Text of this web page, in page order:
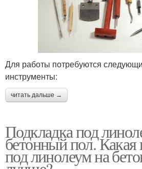
Для работы потребуются
инструменты:
читать дальше →
Подкладка под
бетонный пол. Какая
под линолеум на